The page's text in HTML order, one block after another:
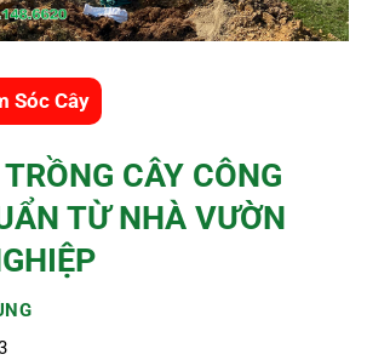
Sóc Cây
CÂY CÔNG
TỪ NHÀ VƯỜN